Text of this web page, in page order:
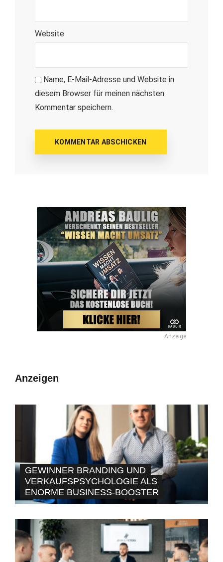
Website
Name, E-Mail-Adresse und Website in
diesem Browser für meinen nächsten
Kommentar speichern.
Anzeige
Anzeigen
GEWINNER BRANDING UND
VERKAUFSPSYCHOLOGIE ALS
ENORME BUSINESS-BOOSTER